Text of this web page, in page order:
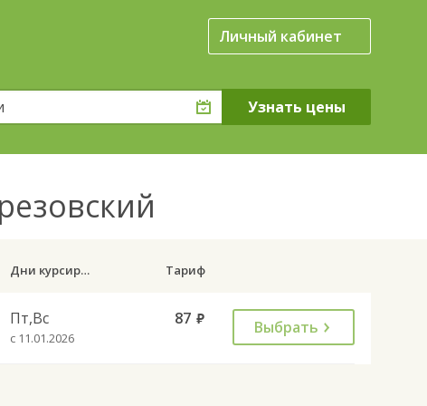
Личный кабинет
Дни курсирования Тариф
Пт,Вс
с 11.01.2026
87 руб. Выбрать